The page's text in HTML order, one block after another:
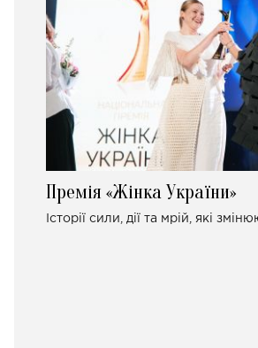
Премія «Жінка України»
Історії сили, дії та мрій, які